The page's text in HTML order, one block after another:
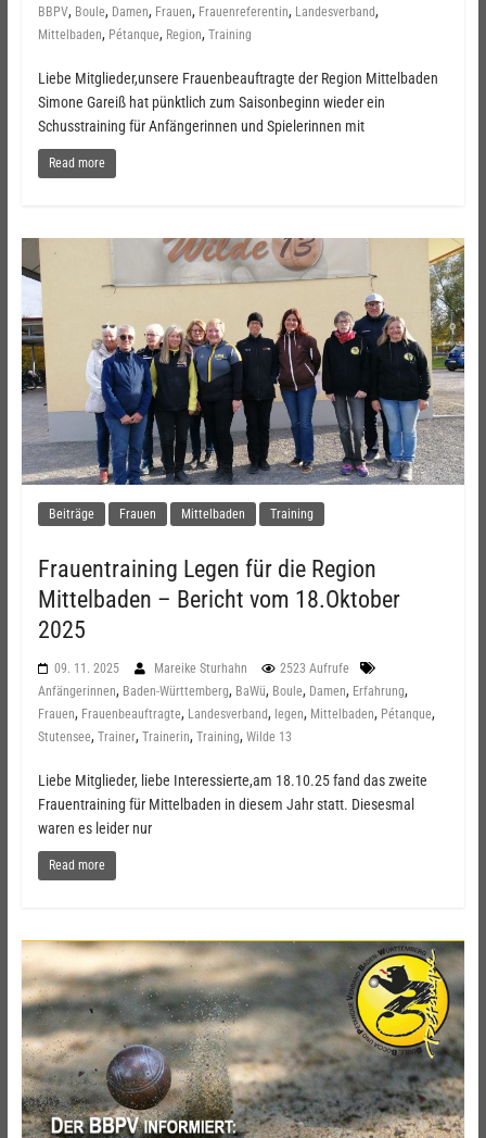
BBPV, Boule, Damen, Frauen, Frauenreferentin, Landesverband,
Mittelbaden, Pétanque, Region, Training
Liebe Mitglieder,unsere Frauenbeauftragte der Region Mittelbaden
Simone Gareiß hat pünktlich zum Saisonbeginn wieder ein
Schusstraining für Anfängerinnen und Spielerinnen mit
Read more
Beiträge Frauen Mittelbaden Training
Frauentraining Legen für die Region
Mittelbaden – Bericht vom 18.Oktober
2025
09. 11. 2025 Mareike Sturhahn
2523 Aufrufe
Anfängerinnen, Baden-Württemberg, BaWü, Boule, Damen, Erfahrung,
Frauen, Frauenbeauftragte, Landesverband, legen, Mittelbaden, Pétanque,
Stutensee, Trainer, Trainerin, Training, Wilde 13
Liebe Mitglieder, liebe Interessierte,am 18.10.25 fand das zweite
Frauentraining für Mittelbaden in diesem Jahr statt. Diesesmal
waren es leider nur
Read more